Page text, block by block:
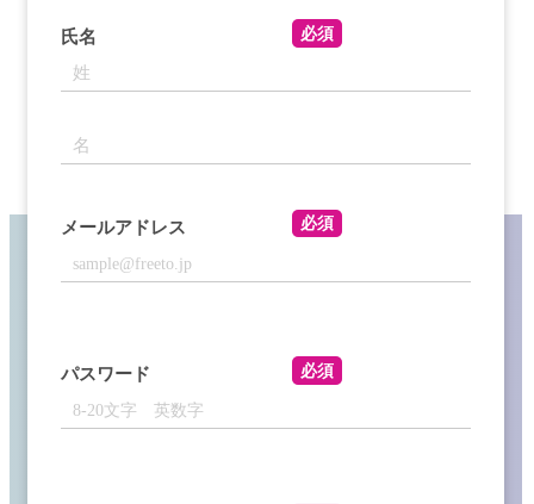
氏名 必須
メールアドレス 必須
パスワード 必須